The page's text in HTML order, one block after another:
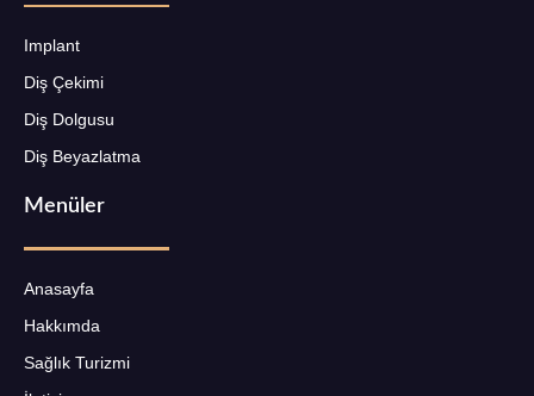
Implant
Diş Çekimi
Diş Dolgusu
Diş Beyazlatma
Menüler
Anasayfa
Hakkımda
Sağlık Turizmi